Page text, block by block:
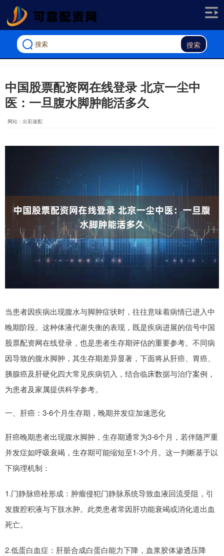
搜索
中国股票配资网在线登录 北京一尘中
医：一旦腹水脚肿能活多久
网站：出彩速配
当患者因疾病出现腹水与脚肿症状时，往往意味着病情已进入中
晚期阶段。这种体液代谢失衡的表现，既是疾病进展的信号中国
股票配资网在线登录，也是患者生存期评估的重要参考。不同病
因导致的腹水脚肿，其生存期差异显著，下面将从肝癌、胃癌、
胰腺癌及肝硬化四大常见疾病切入，结合临床数据与治疗案例，
为患者及家属提供科学参考。
一、肝癌：3-6个月生存期，晚期并发症加速恶化
肝癌晚期患者出现腹水脚肿，生存期通常为3-6个月，若伴随严重
并发症如呼吸衰竭，生存期可能缩短至1-3个月。这一判断基于以
下病理机制：
1.门静脉癌栓形成：肿瘤侵犯门静脉系统导致血液回流受阻，引
发腹腔积液与下肢水肿。此类患者常因肝功能衰竭或消化道出血
死亡。
2.低蛋白血症：肝脏合成白蛋白能力下降，血浆胶体渗透压降